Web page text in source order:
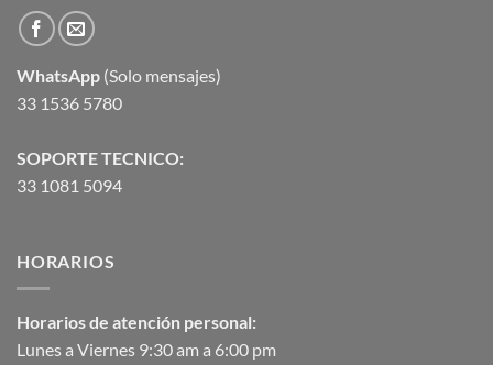
WhatsApp (Solo mensajes)
33 1536 5780
SOPORTE TECNICO:
33 1081 5094
HORARIOS
Horarios de atención personal:
Lunes a Viernes 9:30 am a 6:00 pm